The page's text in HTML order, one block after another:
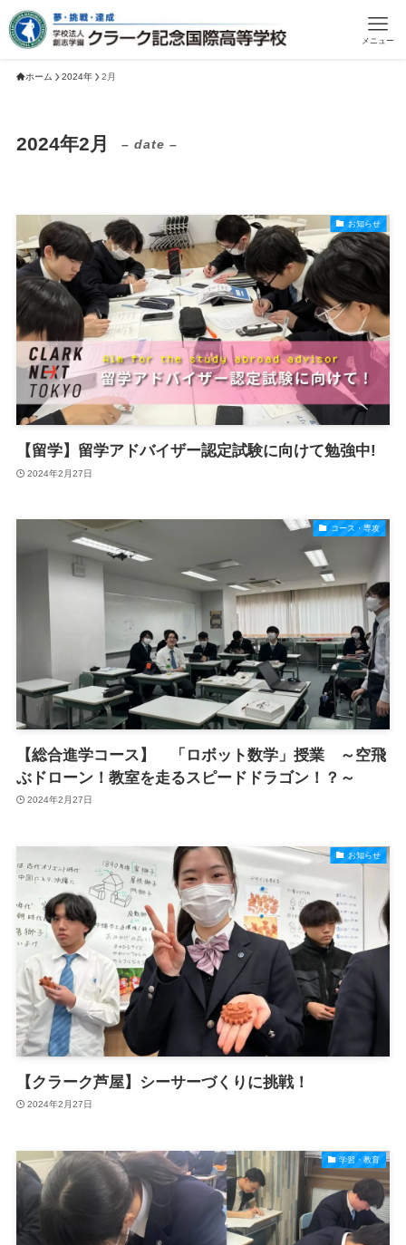
メニュー
ホーム 2024年 2月
2024年2月 – date –
お知らせ
【留学】留学アドバイザー認定試験に向けて勉強中!
2024年2月27日
コース・専攻
【総合進学コース】 「ロボット数学」授業 ～空飛
ぶドローン！教室を走るスピードドラゴン！？～
2024年2月27日
お知らせ
【クラーク芦屋】シーサーづくりに挑戦！
2024年2月27日
学習・教育